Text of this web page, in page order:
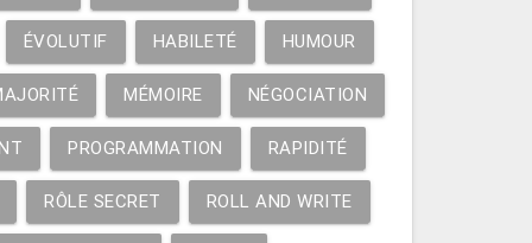
ÉVOLUTIF HABILETÉ HUMOUR
MÉMOIRE NÉGOCIATION
PROGRAMMATION RAPIDITÉ
RÔLE SECRET ROLL AND WRITE